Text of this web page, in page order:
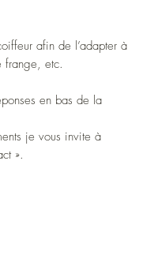
afin de l’adapter à
frange, etc.
en bas de la
je vous invite à
».